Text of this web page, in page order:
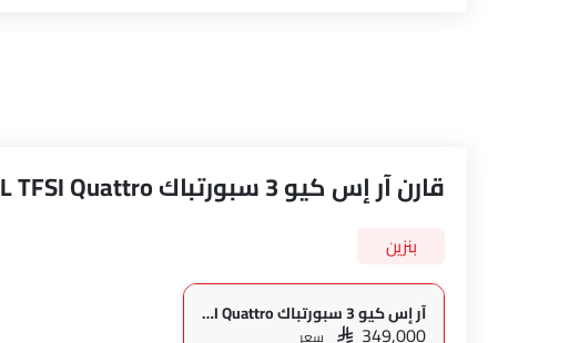
قارن آر إس كيو 3 سبورتباك 2.5L TFSI Quattro مع الإصدارات الأخرى
بنزين
آر إس كيو 3 سبورتباك 2.5L TFSI Quattro
SAR 349,000 سعر